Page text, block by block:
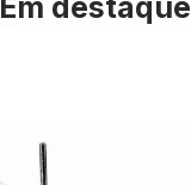
Em destaque